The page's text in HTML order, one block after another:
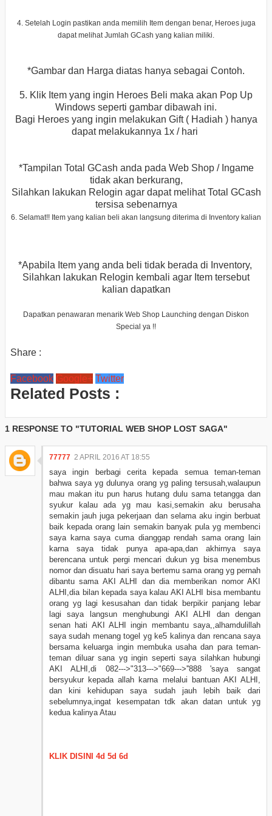
4. Setelah Login pastikan anda memilih Item dengan benar, Heroes juga
dapat melihatJumlah GCash yang kalian miliki.
*Gambar dan Harga diatas hanya sebagai Contoh.
5. Klik Item yang ingin Heroes Beli maka akan Pop Up
Windows seperti gambar dibawah ini.
Bagi Heroes yang ingin melakukan Gift ( Hadiah ) hanya
dapat melakukannya 1x / hari
*Tampilan Total GCash anda pada Web Shop / Ingame
tidak akan berkurang,
Silahkan lakukan Relogin agar dapat melihat Total GCash
tersisa sebenarnya
6. Selamat!! Item yang kalian beli akan langsung diterima di Inventory kalian
*Apabila Item yang anda beli tidak berada di Inventory,
Silahkan lakukan Relogin kembali agar Item tersebut
kalian dapatkan
Dapatkan penawaran menarik Web Shop Launching dengan Diskon
Special ya !!
Share :
Facebook Google+ Twitter
Related Posts :
1 RESPONSE TO "TUTORIAL WEB SHOP LOST SAGA"
77777 2 APRIL 2016 AT 18:55
saya ingin berbagi cerita kepada semua teman-teman
bahwa saya yg dulunya orang yg paling tersusah,walaupun
mau makan itu pun harus hutang dulu sama tetangga dan
syukur kalau ada yg mau kasi,semakin aku berusaha
semakin jauh juga pekerjaan dan selama aku ingin berbuat
baik kepada orang lain semakin banyak pula yg membenci
saya karna saya cuma dianggap rendah sama orang lain
karna saya tidak punya apa-apa,dan akhirnya saya
berencana untuk pergi mencari dukun yg bisa menembus
nomor dan disuatu hari saya bertemu sama orang yg pernah
dibantu sama AKI ALHI dan dia memberikan nomor AKI
ALHI,dia bilan kepada saya kalau AKI ALHI bisa membantu
orang yg lagi kesusahan dan tidak berpikir panjang lebar
lagi saya langsun menghubungi AKI ALHI dan dengan
senan hati AKI ALHI ingin membantu saya,,alhamdulillah
saya sudah menang togel yg ke5 kalinya dan rencana saya
bersama keluarga ingin membuka usaha dan para teman-
teman diluar sana yg ingin seperti saya silahkan hubungi
AKI ALHI,di 082--->"313--->"669--->''888 'saya sangat
bersyukur kepada allah karna melalui bantuan AKI ALHI,
dan kini kehidupan saya sudah jauh lebih baik dari
sebelumnya,ingat kesempatan tdk akan datan untuk yg
kedua kalinya Atau
KLIK DISINI 4d 5d 6d